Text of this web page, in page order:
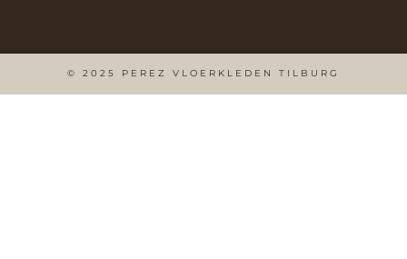
© 2025 PEREZ VLOERKLEDEN TILBURG